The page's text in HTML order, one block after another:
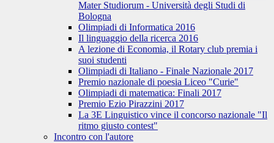
Mater Studiorum - Università degli Studi di
Bologna
Olimpiadi di Informatica 2016
Il linguaggio della ricerca 2016
A lezione di Economia, il Rotary club premia i
suoi studenti
Olimpiadi di Italiano - Finale Nazionale 2017
Premio nazionale di poesia Liceo "Curie"
Olimpiadi di matematica: Finali 2017
Premio Ezio Pirazzini 2017
La 3E Linguistico vince il concorso nazionale "Il
ritmo giusto contest"
Incontro con l'autore